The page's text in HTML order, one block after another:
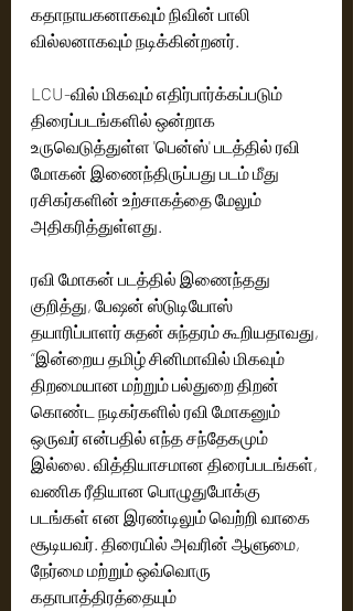
கதாநாயகனாகவும் நிவின் பாலி
வில்லனாகவும் நடிக்கின்றனர்.
LCU-வில் மிகவும் எதிர்பார்க்கப்படும்
திரைப்படங்களில் ஒன்றாக
உருவெடுத்துள்ள 'பென்ஸ்' படத்தில் ரவி
மோகன் இணைந்திருப்பது படம் மீது
ரசிகர்களின் உற்சாகத்தை மேலும்
அதிகரித்துள்ளது.
ரவி மோகன் படத்தில் இணைந்தது
குறித்து, பேஷன் ஸ்டுடியோஸ்
தயாரிப்பாளர் சுதன் சுந்தரம் கூறியதாவது,
“இன்றைய தமிழ் சினிமாவில் மிகவும்
திறமையான மற்றும் பல்துறை திறன்
கொண்ட நடிகர்களில் ரவி மோகனும்
ஒருவர் என்பதில் எந்த சந்தேகமும்
இல்லை. வித்தியாசமான திரைப்படங்கள்,
வணிக ரீதியான பொழுதுபோக்கு
படங்கள் என இரண்டிலும் வெற்றி வாகை
சூடியவர். திரையில் அவரின் ஆளுமை,
நேர்மை மற்றும் ஒவ்வொரு
கதாபாத்திரத்தையும்